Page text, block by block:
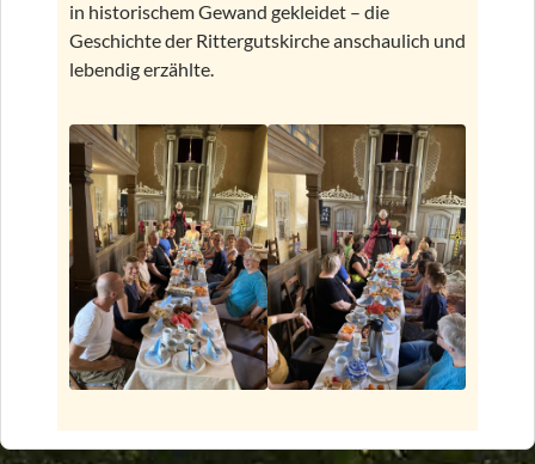
in historischem Gewand gekleidet – die
Geschichte der Rittergutskirche anschaulich und
lebendig erzählte.